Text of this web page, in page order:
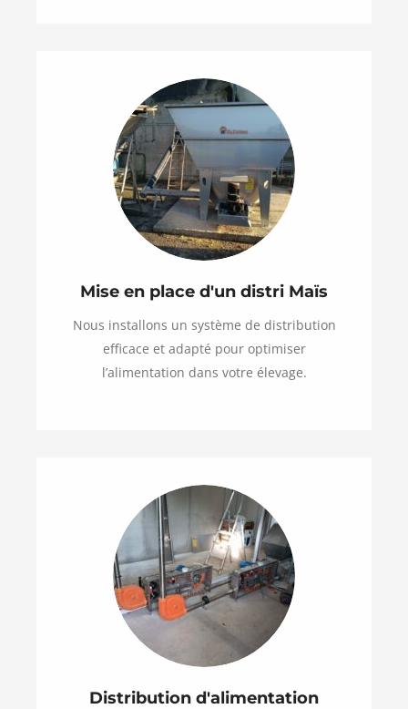
Mise en place d'un distri Maïs
Nous installons un système de distribution
efficace et adapté pour optimiser
l’alimentation dans votre élevage.
Distribution d'alimentation